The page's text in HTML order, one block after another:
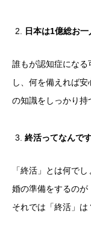
日本は1億総お
誰もが認知症にな
し、何を備えれば
の知識をしっかり持
終活ってなんで
「終活」とは何で
婚の準備をするのが
それでは「終活」は